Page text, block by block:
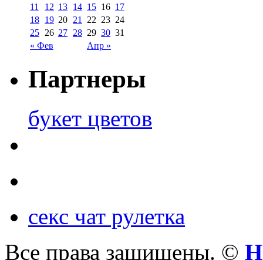
« Фев Апр »
11
12 13 14 15 16 17
18 19 20 21 22 23 24
25 26 27 28 29 30 31
Партнеры
букет цветов
секс чат рулетка
Все права защищены. ©